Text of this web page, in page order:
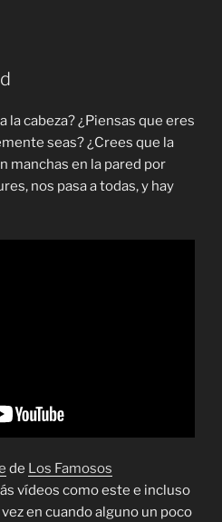
la cabeza? ¿Piensas que eres
seas? ¿Crees que la
manchas en la pared por
nos pasa a todas, y hay
de Los Famosos
vídeos como este e incluso
en cuando alguno un poco